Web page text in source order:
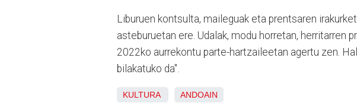
Liburuen kontsulta, maileguak eta prentsaren
asteburuetan ere. Udalak, modu horretan, herritarren
2022ko aurrekontu parte-hartzaileetan agertu zen.
bilakatuko da".
KULTURA ANDOAIN